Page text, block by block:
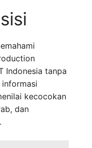
Indonesia tanpa
informasi
kecocokan
dan